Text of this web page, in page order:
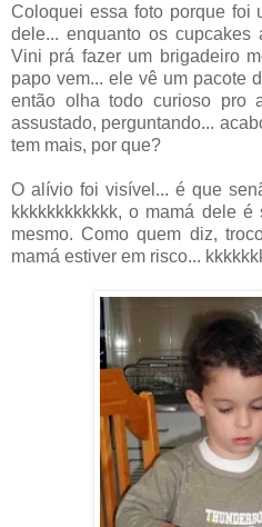
Coloquei essa foto porque foi
dele... enquanto os cupcakes
Vini prá fazer um brigadeiro
papo vem... ele vê um pacote
então olha todo curioso pro
assustado, perguntando...
tem mais, por que?
O alívio foi visível... é que
kkkkkkkkkkkk, o mamá dele
mesmo. Como quem diz,
mamá estiver em risco...